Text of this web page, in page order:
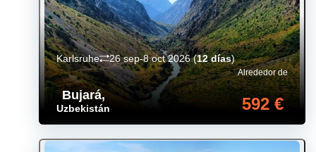
Bujará,
Uzbekistán
Alrededor de
592 €
Karlsruhe 26 sep-8 oct 2026(12 días)